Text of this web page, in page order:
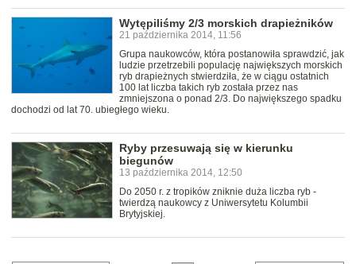
Wytępiliśmy 2/3 morskich drapieżników
21 października 2014, 11:56
Grupa naukowców, która postanowiła sprawdzić, jak
ludzie przetrzebili populację największych morskich
ryb drapieżnych stwierdziła, że w ciągu ostatnich
100 lat liczba takich ryb została przez nas
zmniejszona o ponad 2/3. Do największego spadku
dochodzi od lat 70. ubiegłego wieku.
Ryby przesuwają się w kierunku
biegunów
13 października 2014, 12:50
Do 2050 r. z tropików zniknie duża liczba ryb -
twierdzą naukowcy z Uniwersytetu Kolumbii
Brytyjskiej.